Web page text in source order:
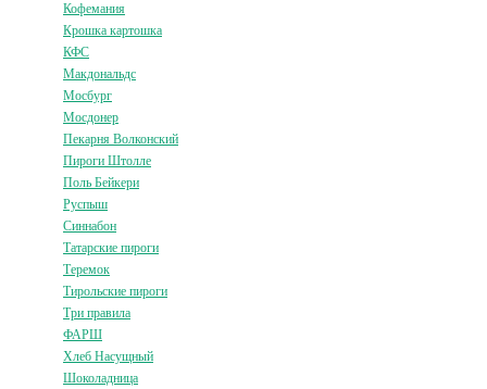
Кофемания
Крошка картошка
КФС
Макдональдс
Мосбург
Мосдонер
Пекарня Волконский
Пироги Штолле
Поль Бейкери
Руспыш
Синнабон
Татарские пироги
Теремок
Тирольские пироги
Три правила
ФАРШ
Хлеб Насущный
Шоколадница